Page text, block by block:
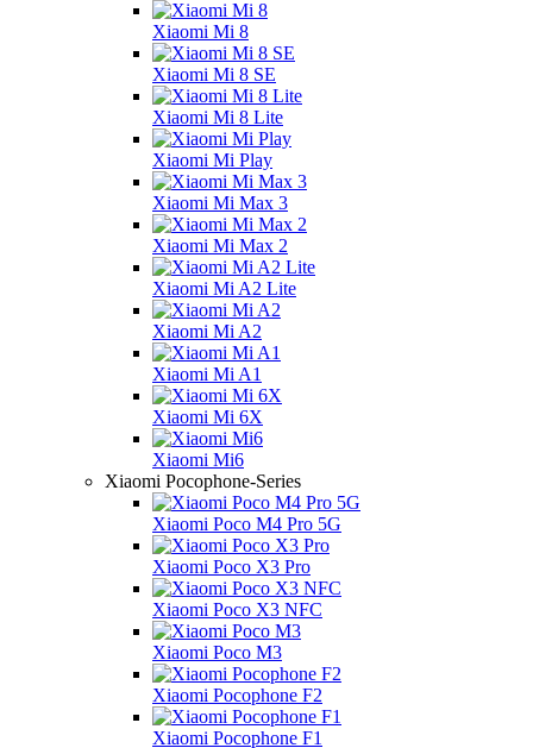
Xiaomi Mi 8
Xiaomi Mi 8 SE
Xiaomi Mi 8 Lite
Xiaomi Mi Play
Xiaomi Mi Max 3
Xiaomi Mi Max 2
Xiaomi Mi A2 Lite
Xiaomi Mi A2
Xiaomi Mi A1
Xiaomi Mi 6X
Xiaomi Mi6
Xiaomi Pocophone-Series
Xiaomi Poco M4 Pro 5G
Xiaomi Poco X3 Pro
Xiaomi Poco X3 NFC
Xiaomi Poco M3
Xiaomi Pocophone F2
Xiaomi Pocophone F1